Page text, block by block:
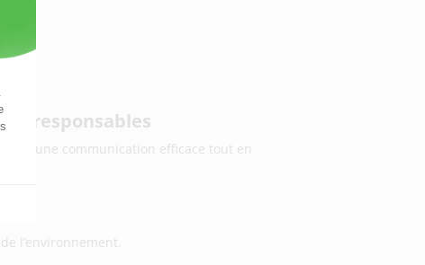
responsables
pour une communication efficace tout en
l’environnement.